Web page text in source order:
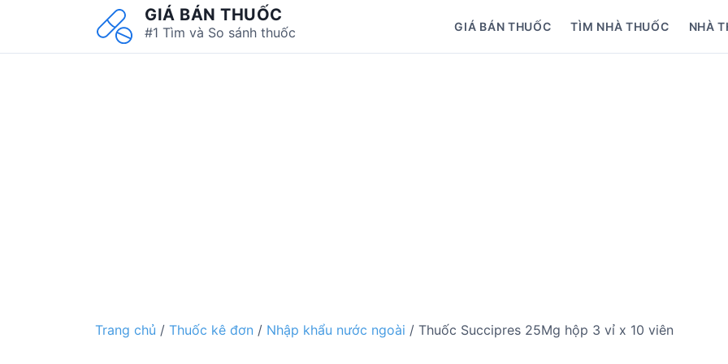
GIÁ BÁN THUỐC
#1 Tìm và So sánh thuốc GIÁ BÁN THUỐC TÌM NHÀ THUỐC NHÀ
Trang chủ / Thuốc kê đơn / Nhập khẩu nước ngoài / Thuốc Succipres 25Mg hộp 3 vỉ x 10 viên